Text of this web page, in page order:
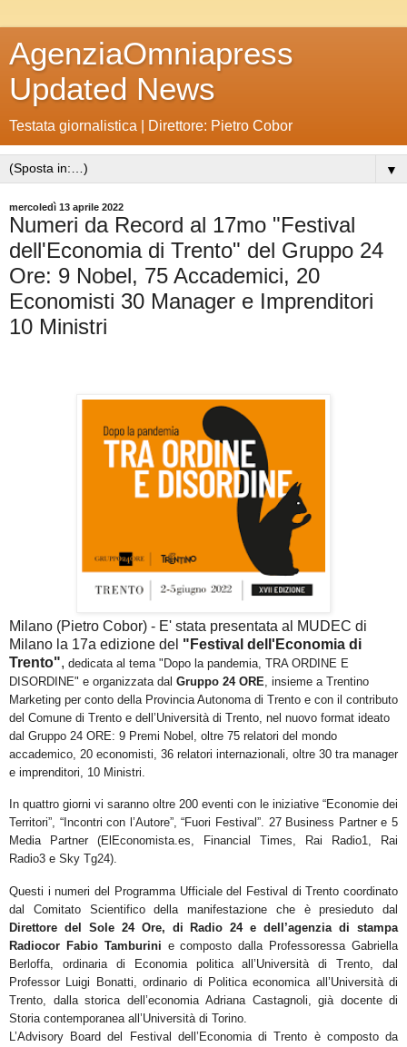
AgenziaOmniapress
Updated News
Testata giornalistica | Direttore: Pietro Cobor
▼
mercoledì 13 aprile 2022
Numeri da Record al 17mo "Festival
dell'Economia di Trento" del Gruppo 24
Ore: 9 Nobel, 75 Accademici, 20
Economisti 30 Manager e Imprenditori
10 Ministri
Milano (Pietro Cobor) - E' stata presentata al MUDEC di
Milano la 17a edizione del "Festival dell'Economia di
Trento", dedicata al tema "Dopo la pandemia, TRA ORDINE E
DISORDINE" e organizzata dal Gruppo 24 ORE insieme a Trentino
Marketing per conto della Provincia Autonoma di Trento e con il contributo
del Comune di Trento e dell’Università di Trento , nel nuovo format ideato
dal Gruppo 24 ORE: 9 Premi Nobel, oltre 75 relatori del mondo
accademico, 20 economisti, 36 relatori internazionali, oltre 30 tra manager
e imprenditori, 10 Ministri.
In quattro giorni vi saranno oltre 200 eventi con le iniziative “Economie dei
Territori”, “Incontri con l’Autore”, “Fuori Festival”. 27 Business Partner e 5
Media Partner (ElEconomista.es, Financial Times,
Rai Radio1, Rai
Radio3 e Sky Tg24).
Questi i numeri del Programma Ufficiale del Festival di Trento coordinato
dal
Comitato Scientifico della manifestazione che è
presieduto dal
Direttore del Sole 24 Ore, di Radio 24 e dell’agenzia di stampa
Radiocor Fabio Tamburini e composto dalla Professoressa Gabriella
Berloffa, ordinaria di Economia politicaall’Università di Trento, dal
Professor Luigi Bonatti, ordinario di Politica economica all’Università di
Trento, dalla storica dell’economia Adriana Castagnoli, già docente di
Storia contemporanea all’Università di Torino.
L’Advisory Board del Festival dell’Economia di Trento è composto da